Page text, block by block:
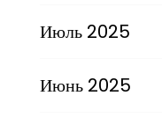
Июль 2025
Июнь 2025